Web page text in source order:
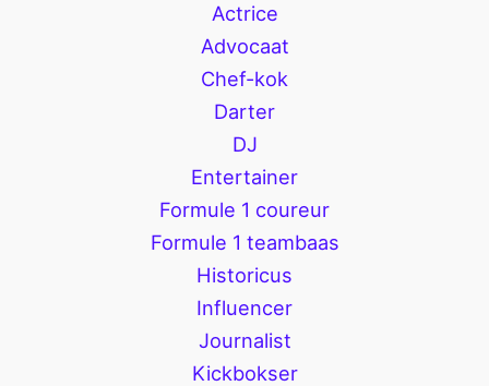
Actrice
Advocaat
Chef-kok
Darter
DJ
Entertainer
Formule 1 coureur
Formule 1 teambaas
Historicus
Influencer
Journalist
Kickbokser